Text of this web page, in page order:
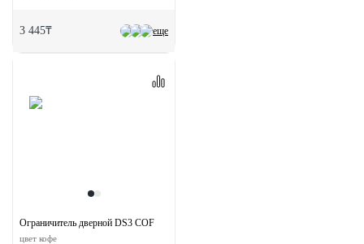
еще
3 445₸
Ограничитель дверной DS3 COF
цвет кофе